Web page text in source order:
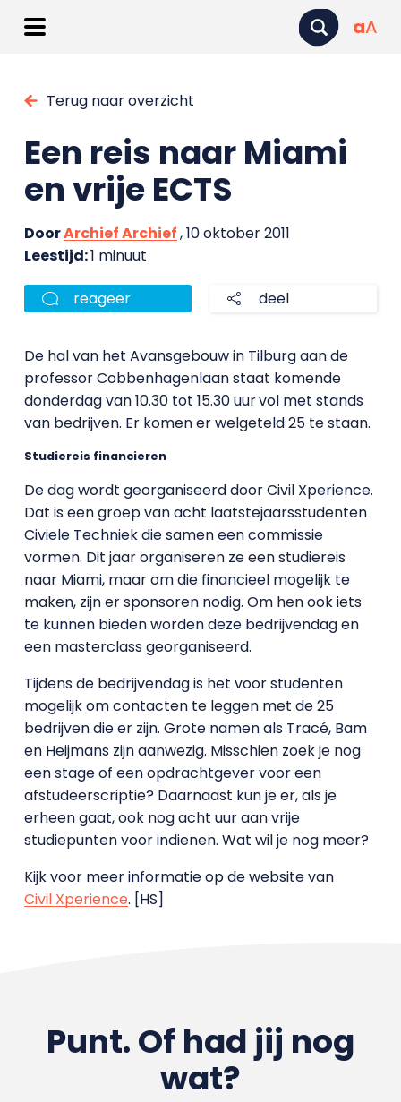
aA
Terug naar overzicht
Een reis naar Miami
en vrije ECTS
DoorArchief Archief, 10 oktober 2011
Leestijd:1 minuut
reageer deel
De hal van het Avansgebouw in Tilburg aan de
professor Cobbenhagenlaan staat komende
donderdag van10.30tot 15.30 uurvol met stands
van bedrijven. Er komen er welgeteld 25 te staan.
Studiereis financieren
De dag wordt georganiseerd door Civil Xperience.
Dat is een groep van acht laatstejaarsstudenten
Civiele Techniek die samen een commissie
vormen. Dit jaar organiseren ze een studiereis
naar Miami, maar om die financieel mogelijk te
maken, zijn er sponsoren nodig. Om hen ook iets
te kunnen bieden worden deze bedrijvendag en
een masterclass georganiseerd.
Tijdens de bedrijvendag is het voor studenten
mogelijk om contacten te leggen met de 25
bedrijven die er zijn. Grote namen als Tracé, Bam
en Heijmans zijn aanwezig. Misschien zoek je nog
een stage of een opdrachtgever voor een
afstudeerscriptie? Daarnaast kun je er, als je
erheen gaat, ook nog acht uur aan vrije
studiepunten voor indienen. Wat wil je nog meer?
Kijk voor meer informatie op de website van
Civil Xperience. [HS]
Punt. Of had jij nog
wat?